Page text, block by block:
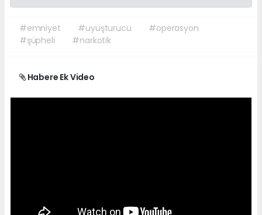
#emniyet #uyuşturucu
#operasyon
#şüpheli
#narkotik
Habere Ek Video